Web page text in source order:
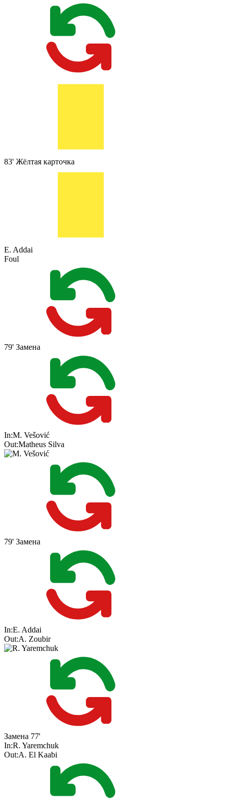
83' Жёлтая карточка
E. Addai
Foul
79' Замена
In:M. Vešović
Out:Matheus Silva
79' Замена
In:E. Addai
Out:A. Zoubir
Замена 77'
In:R. Yaremchuk
Out:A. El Kaabi